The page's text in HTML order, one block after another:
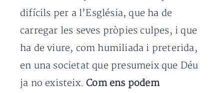
difícils per a l’Església, que ha de
carregar les seves pròpies culpes, i que
ha de viure, com humiliada i preterida,
en una societat que presumeix que Déu
ja no existeix.Com ens podem